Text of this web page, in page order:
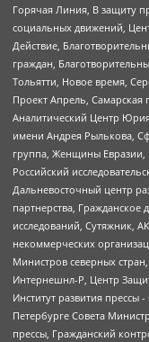
Горячая Линия, В защиту
социальных движений,
Действие,
граждан,
Тольятти, Новое время,
Проект Апрель,
Аналитический Центр
имени Андрея Рылькова,
группа, Женщины Евразии,
Российский
Дальневосточный центр
партнерства, Гражданское
исследований, Сутяжник,
некоммерческих
Министров северных
Интернешнл-Р, Центр
Институт развития прессы
Петербурге Совета
прессы, Гражданский